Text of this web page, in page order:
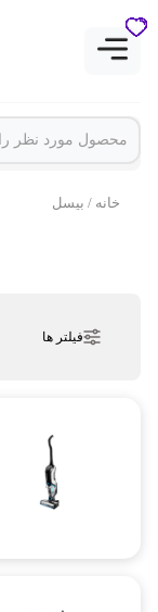
خانه / بیسل
فیلتر ها